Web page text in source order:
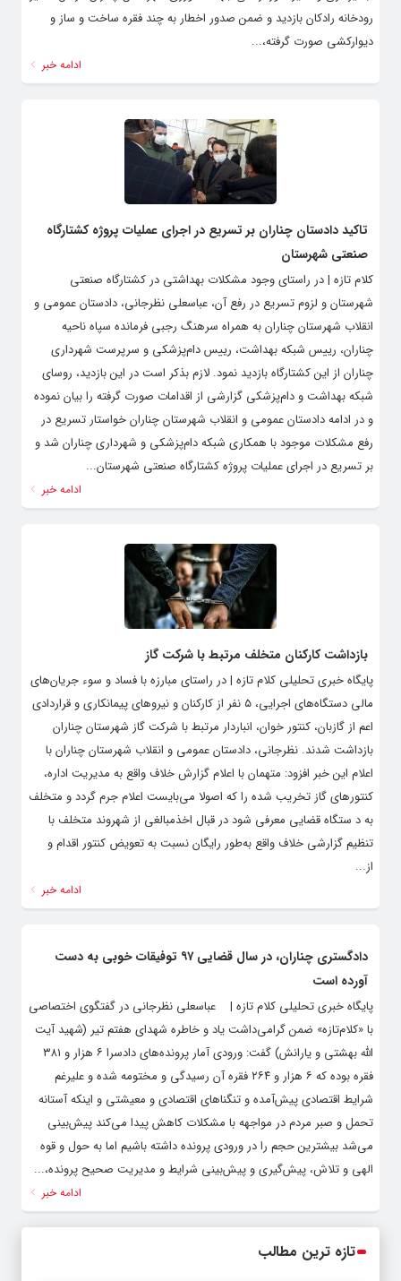
رودخانه رادکان بازدید و ضمن صدور اخطار به چند فقره ساخت و ساز و
دیوارکشی صورت گرفته،...
ادامه خبر
تاکید دادستان چناران بر تسریع در اجرای عملیات پروژه کشتارگاه
صنعتی شهرستان
کلام تازه | در راستای وجود مشکلات بهداشتی در کشتارگاه صنعتی
شهرستان و لزوم تسریع در رفع آن، عباسعلی نظرجانی، دادستان عمومی و
انقلاب شهرستان چناران به همراه سرهنگ رجبی فرمانده سپاه ناحیه
چناران، رییس شبکه‌ بهداشت، رییس دام‌پزشکی و سرپرست شهرداری
چناران از این کشتارگاه بازدید نمود. لازم بذکر است در این بازدید، روسای
شبکه بهداشت و دام‌پزشکی گزارشی از اقدامات صورت گرفته را بیان نموده
و در ادامه دادستان عمومی و انقلاب شهرستان چناران خواستار تسریع در
رفع مشکلات موجود با همکاری شبکه دام‌پزشکی و شهرداری چناران شد و
بر تسریع در اجرای عملیات پروژه کشتارگاه صنعتی شهرستان...
ادامه خبر
بازداشت کارکنان متخلف مرتبط با شرکت گاز
پایگاه خبری تحلیلی کلام تازه | در راستای مبارزه با فساد و سوء جریان‎‌های
مالی دستگاه‌های اجرایی، ۵ نفر از کارکنان و نیروهای پیمانکاری و قراردادی
اعم از گازبان، کنتور خوان، انباردار مرتبط با شرکت گاز شهرستان چناران
بازداشت شدند. نظرجانی، دادستان عمومی و انقلاب شهرستان چناران با
اعلام این خبر افزود: متهمان با اعلام گزارش خلاف واقع به مدیریت اداره،
کنتورهای گاز تخریب شده را که اصولا می‌بایست اعلام جرم گردد و متخلف
به د ستگاه قضایی معرفی شود در قبال اخذمبالغی از شهروند متخلف با
تنظیم گزارشی خلاف واقع به‌طور رایگان نسبت به تعویض کنتور اقدام و
از...
ادامه خبر
دادگستری چناران، در سال قضایی ۹۷ توفیقات خوبی به دست
آورده است
پایگاه خبری تحلیلی کلام تازه | عباسعلی نظرجانی در گفتگوی اختصاصی
با «کلام‌تازه» ضمن گرامی‌داشت یاد و خاطره شهدای هفتم تیر (شهید آیت
الله بهشتی و یارانش) گفت: ورودی آمار پرونده‌های دادسرا ۶ هزار و ۳۸۱
فقره بوده که ۶ هزار و ۲۶۴ فقره آن رسیدگی و مختومه شده و علیرغم
شرایط اقتصادی پیش‌آمده و تنگنا‌های اقتصادی و معیشتی و اینکه آستانه
تحمل و صبر مردم در مواجهه با مشکلات کاهش پیدا می‌کند پیش‌بینی
می‌شد بیشترین حجم را در ورودی پرونده داشته باشیم اما به حول و قوه
الهی و تلاش، پیش‌گیری و پیش‌بینی شرایط و مدیریت صحیح پرونده،...
ادامه خبر
تازه ترین مطالب